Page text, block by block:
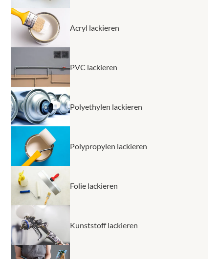
Acryl lackieren
PVC lackieren
Polyethylen lackieren
Polypropylen lackieren
Folie lackieren
Kunststoff lackieren